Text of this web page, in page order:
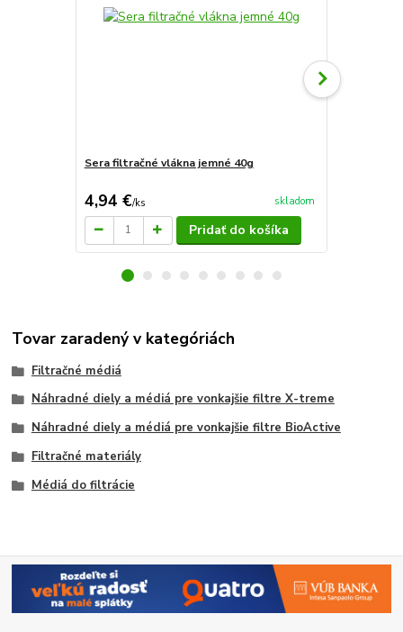
Sera filtračné vlákna jemné 40g
4,94 €/ks skladom
Pridať do košíka
Tovar zaradený v kategóriách
Filtračné médiá
Náhradné diely a médiá pre vonkajšie filtre X-treme
Náhradné diely a médiá pre vonkajšie filtre BioActive
Filtračné materiály
Médiá do filtrácie